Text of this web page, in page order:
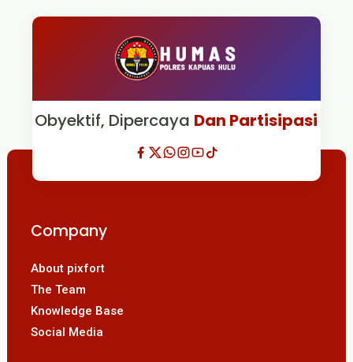
Obyektif, Dipercaya Dan Partisipasi
Company
About pixfort
The Team
Knowledge Base
Social Media